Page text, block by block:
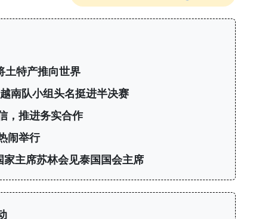
土特产推向世界
南队小组头名挺进半决赛
，推进务实合作
闹举行
家主席苏林会见泰国国会主席